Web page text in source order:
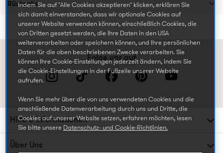
Rückgabe
Folge uns auf
Hilfe & Informationen
Über Uns
Indem Sie auf "Alle Cookies akzeptieren" klicken, erklären Sie
sich damit einverstanden, dass wir optionale Cookies auf
unserer Website verwenden können, einschließlich Cookies, die
von Dritten gesetzt werden, die Ihre Daten in den USA
weiterverarbeiten oder speichern können, und Ihre persönlichen
Daten für die oben beschriebenen Zwecke verarbeiten. Sie
können Ihre Cookie-Einstellungen jederzeit ändern, indem Sie
die Cookie-Einstellungen in der Fußzeile unserer Website
aufrufen.
Wenn Sie mehr über die von uns verwendeten Cookies und die
anschließende Datenverarbeitung durch uns und Dritte, die
Cookies auf unserer Website setzen, erfahren möchten, lesen
Sie bitte unsere Datenschutz- und Cookie-Richtlinien.